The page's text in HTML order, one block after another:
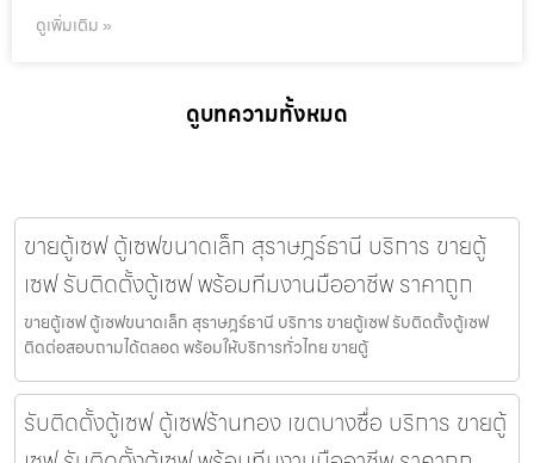
ดูเพิ่มเติม »
ดูบทความทั้งหมด
ขายตู้เซฟ ตู้เซฟขนาดเล็ก สุราษฎร์ธานี บริการ ขายตู้
เซฟ รับติดตั้งตู้เซฟ พร้อมทีมงานมืออาชีพ ราคาถูก
ขายตู้เซฟ ตู้เซฟขนาดเล็ก สุราษฎร์ธานี บริการ ขายตู้เซฟ รับติดตั้งตู้เซฟ
ติดต่อสอบถามได้ตลอด พร้อมให้บริการทั่วไทย ขายตู้
รับติดตั้งตู้เซฟ ตู้เซฟร้านทอง เขตบางซื่อ บริการ ขายตู้